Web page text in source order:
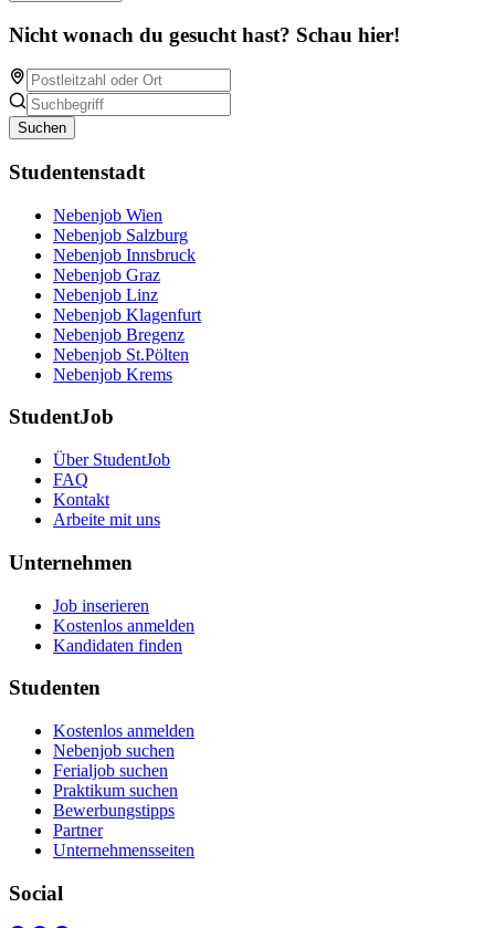
Nicht wonach du gesucht hast? Schau hier!
Suchen
Studentenstadt
Nebenjob Wien
Nebenjob Salzburg
Nebenjob Innsbruck
Nebenjob Graz
Nebenjob Linz
Nebenjob Klagenfurt
Nebenjob Bregenz
Nebenjob St.Pölten
Nebenjob Krems
StudentJob
Über StudentJob
FAQ
Kontakt
Arbeite mit uns
Unternehmen
Job inserieren
Kostenlos anmelden
Kandidaten finden
Studenten
Kostenlos anmelden
Nebenjob suchen
Ferialjob suchen
Praktikum suchen
Bewerbungstipps
Partner
Unternehmensseiten
Social